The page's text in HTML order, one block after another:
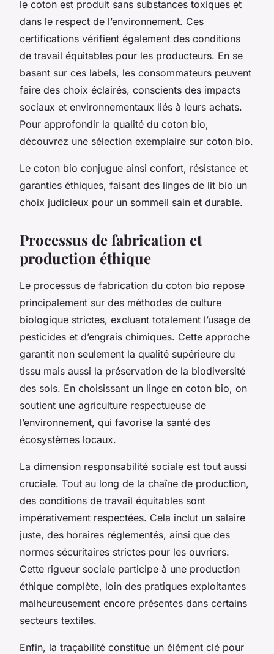
le coton est produit sans substances toxiques et
dans le respect de l’environnement. Ces
certifications vérifient également des conditions
de travail équitables pour les producteurs. En se
basant sur ces labels, les consommateurs peuvent
faire des choix éclairés, conscients des impacts
sociaux et environnementaux liés à leurs achats.
Pour approfondir la qualité du coton bio,
découvrez une sélection exemplaire sur coton bio.
Le coton bio conjugue ainsi confort, résistance et
garanties éthiques, faisant des linges de lit bio un
choix judicieux pour un sommeil sain et durable.
Processus de fabrication et
production éthique
Le processus de fabrication du coton bio repose
principalement sur des méthodes de culture
biologique strictes, excluant totalement l’usage de
pesticides et d’engrais chimiques. Cette approche
garantit non seulement la qualité supérieure du
tissu mais aussi la préservation de la biodiversité
des sols. En choisissant un linge en coton bio, on
soutient une agriculture respectueuse de
l’environnement, qui favorise la santé des
écosystèmes locaux.
La dimension responsabilité sociale est tout aussi
cruciale. Tout au long de la chaîne de production,
des conditions de travail équitables sont
impérativement respectées. Cela inclut un salaire
juste, des horaires réglementés, ainsi que des
normes sécuritaires strictes pour les ouvriers.
Cette rigueur sociale participe à une production
éthique complète, loin des pratiques exploitantes
malheureusement encore présentes dans certains
secteurs textiles.
Enfin, la traçabilité constitue un élément clé pour